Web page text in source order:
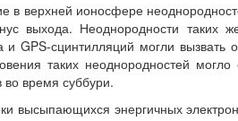
в верхней ионосфере
выхода. Неоднородности таких
GPS-сцинтилляций могли
таких неоднородностей могло
время суббури.
энергичных